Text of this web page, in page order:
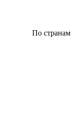
По странам